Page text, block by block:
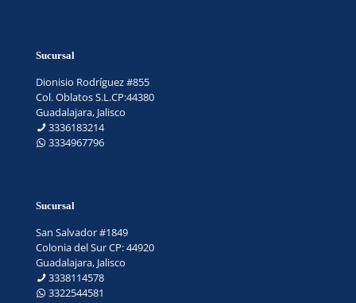
Sucursal
Dionisio Rodríguez #855
Col. Oblatos S.L.CP:44380
Guadalajara, Jalisco
3336183214
3334967796
Sucursal
San Salvador #1849
Colonia del Sur CP: 44920
Guadalajara, Jalisco
3338114578
3322544581